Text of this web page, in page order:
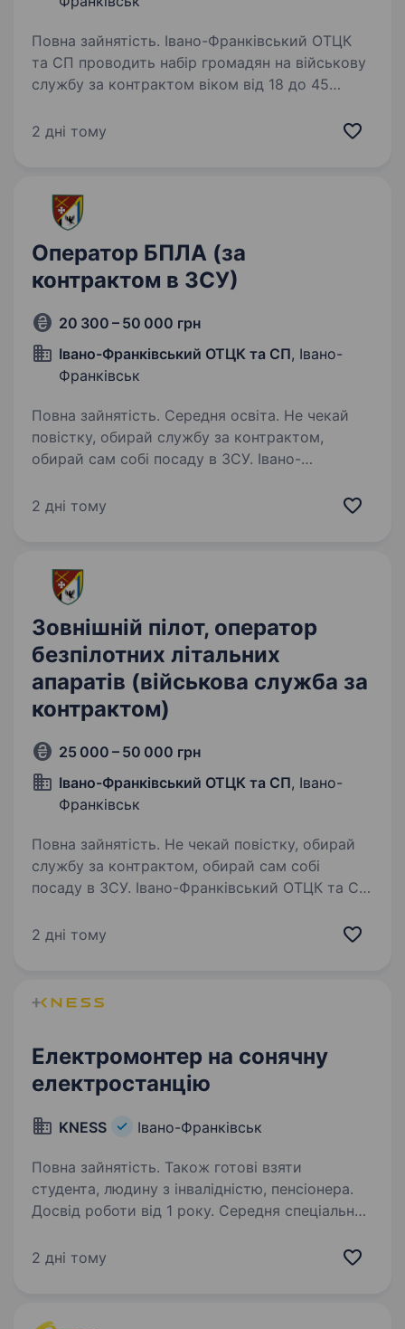
Повна зайнятість. Івано-Франківський ОТЦК
та СП проводить набір громадян на військову
службу за контрактом віком від 18 до 45
за контрактом: Вік до 45 років Повна загальна
2 дні тому
Оператор БПЛА (за
контрактом в ЗСУ)
20 300 – 50 000 грн
Івано-Франківський ОТЦК та СП, Івано-
Франківськ
Повна зайнятість. Середня освіта. Не чекай
повістку, обирай службу за контрактом,
обирай сам собі посаду в ЗСУ. Івано-
громадян на військову службу за контрактом
2 дні тому
Зовнішній пілот, оператор
безпілотних літальних
апаратів (військова служба за
контрактом)
25 000 – 50 000 грн
Івано-Франківський ОТЦК та СП, Івано-
Франківськ
Повна зайнятість. Не чекай повістку, обирай
службу за контрактом, обирай сам собі
посаду в ЗСУ. Івано-Франківський ОТЦК та СП
службу за контрактом віком від 18 до 45
2 дні тому
Електромонтер на сонячну
електростанцію
KNESS Івано-Франківськ
Повна зайнятість. Також готові взяти
студента, людину з інвалідністю, пенсіонера.
Досвід роботи від 1 року. Середня спеціальна
заснована у 2009 році, яка розробляє
KNESSteam — команда яскравих
2 дні тому